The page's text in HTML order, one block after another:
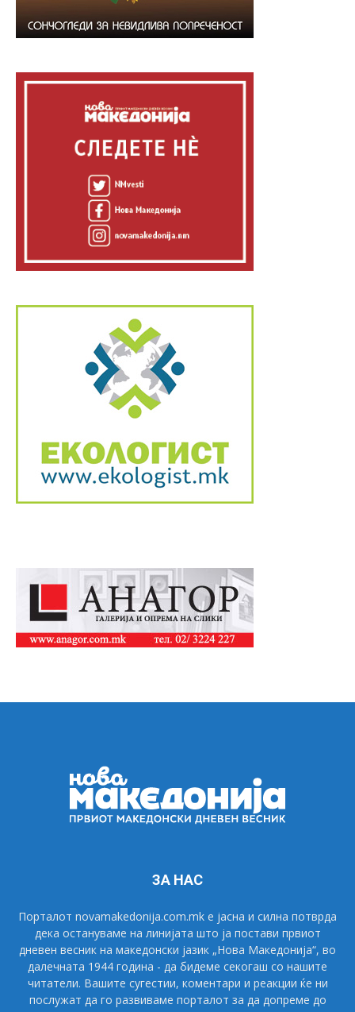
ЗА НАС
Порталот novamakedonija.com.mk е јасна и силна потврда
дека остануваме на линијата што ја постави првиот
дневен весник на македонски јазик „Нова Македонија“, во
далечната 1944 година - да бидеме секогаш со нашите
читатели. Вашите сугестии, коментари и реакции ќе ни
послужат да го развиваме порталот за да допреме до